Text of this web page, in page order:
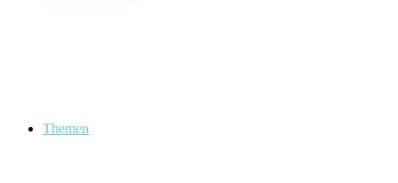
Themen